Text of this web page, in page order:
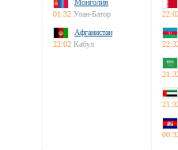
Монголия
01:32 Улан-Батор
Афганистан
22:02 Кабул